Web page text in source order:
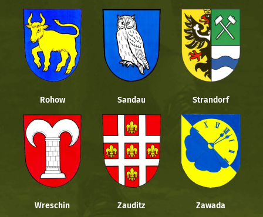
Rohow Sandau Strandorf
Wreschin Zauditz Zawada